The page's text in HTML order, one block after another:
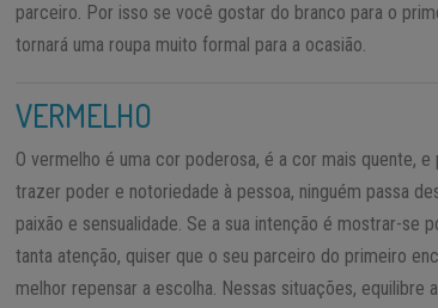
parceiro. Por isso se você gostar do branco para o
tornará uma roupa muito formal para a ocasião.
VERMELHO
O vermelho é uma cor poderosa, é a cor mais quente,
trazer poder e notoriedade à pessoa, ninguém passa
paixão e sensualidade. Se a sua intenção é mostrar-
tanta atenção, quiser que o seu parceiro do primeiro
melhor repensar a escolha. Nessas situações, equilibre